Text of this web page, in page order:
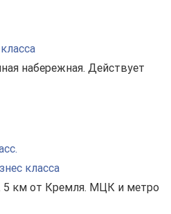
набережная. Действует
класса
км от Кремля. МЦК и метро